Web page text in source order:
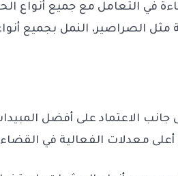
التعامل مع جميع أنواع
الصراصير، النمل بجميع
الاعتماد على أفضل
أعلى معدلات الفعالية في